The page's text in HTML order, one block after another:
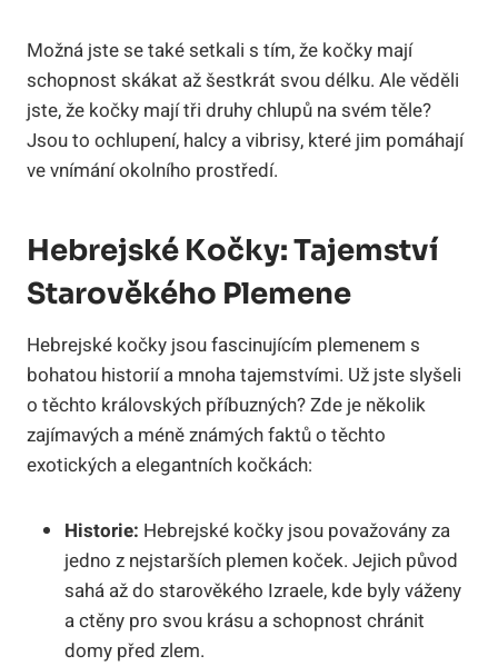
Možná jste se také setkali s tím, že kočky mají
schopnost skákat až šestkrát svou délku. Ale věděli
jste, že kočky mají tři druhy chlupů na svém těle?
Jsou to ochlupení, halcy a vibrisy, které jim pomáhají
ve vnímání okolního prostředí.
Hebrejské Kočky: Tajemství
Starověkého Plemene
Hebrejské kočky jsou fascinujícím plemenem s
bohatou historií a mnoha tajemstvími. Už jste slyšeli
o těchto královských příbuzných? Zde je několik
zajímavých a méně známých faktů o těchto
exotických a elegantních kočkách:
Historie: Hebrejské kočky jsou považovány za
jedno z nejstarších plemen koček. Jejich původ
sahá až do starověkého Izraele, kde byly váženy
a ctěny pro svou krásu a schopnost chránit
domy před zlem.